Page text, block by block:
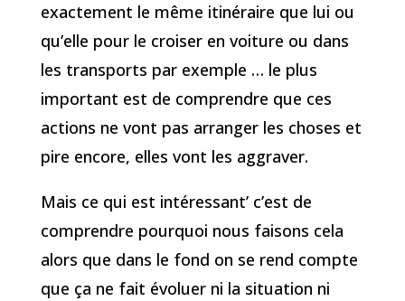
exactement le même itinéraire que lui ou
qu’elle pour le croiser en voiture ou dans
les transports par exemple … le plus
important est de comprendre que ces
actions ne vont pas arranger les choses et
pire encore, elles vont les aggraver.
Mais ce qui est intéressant’ c’est de
comprendre pourquoi nous faisons cela
alors que dans le fond on se rend compte
que ça ne fait évoluer ni la situation ni